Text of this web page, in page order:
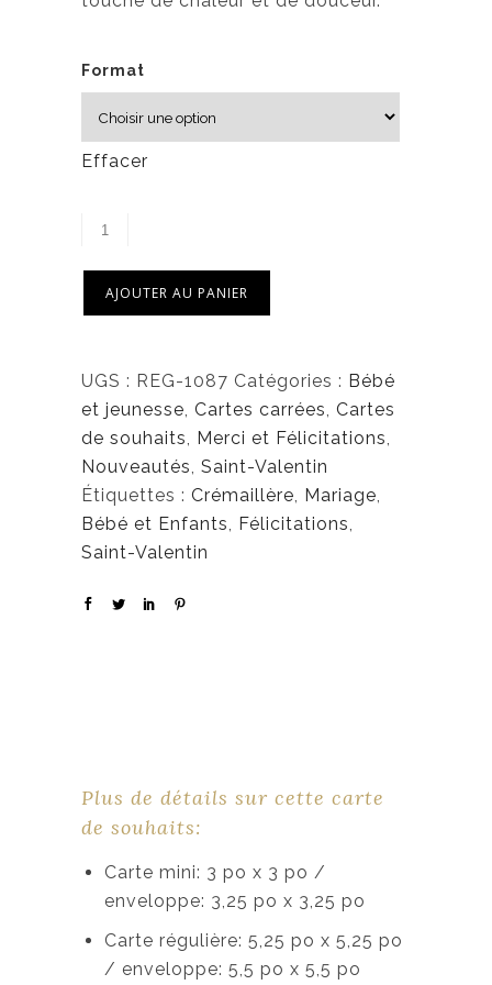
6
0
Format
Effacer
AJOUTER AU PANIER
UGS : REG-1087 Catégories : Bébé
et jeunesse, Cartes carrées, Cartes
de souhaits, Merci et Félicitations,
Nouveautés, Saint-Valentin
Étiquettes : Crémaillère, Mariage,
Bébé et Enfants, Félicitations,
Saint-Valentin
Plus de détails sur cette carte
de souhaits:
Carte mini: 3 po x 3 po /
enveloppe: 3,25 po x 3,25 po
Carte régulière: 5,25 po x 5,25 po
/ enveloppe: 5,5 po x 5,5 po